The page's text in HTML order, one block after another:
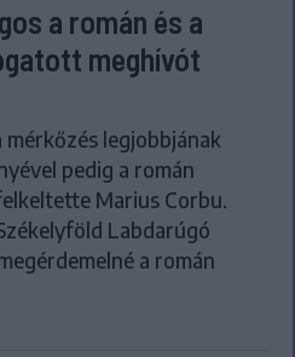
a román és a
meghívót
legjobbjának
pedig a román
Marius Corbu.
Labdarúgó
a román